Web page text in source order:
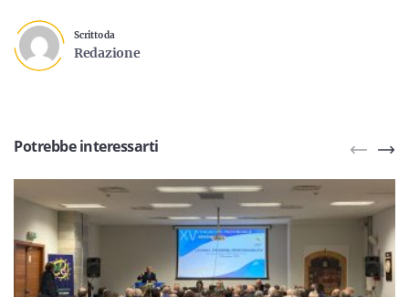
Scritto da
Redazione
Potrebbe interessarti